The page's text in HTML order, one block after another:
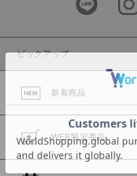
ピックアップ
新着商品
WEB限定商品